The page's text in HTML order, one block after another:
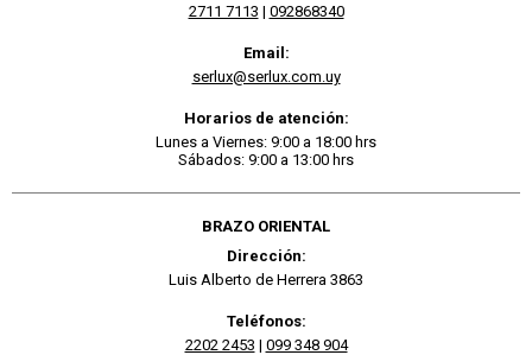
2711 7113 | 092868340
Email:
serlux@serlux.com.uy
Horarios de atención:
Lunes a Viernes: 9:00 a 18:00 hrs
Sábados: 9:00 a 13:00 hrs
BRAZO ORIENTAL
Dirección:
Luis Alberto de Herrera 3863
Teléfonos:
2202 2453 | 099 348 904